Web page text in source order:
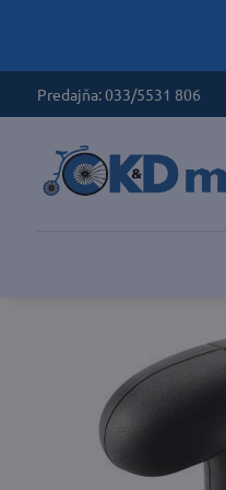
Predajňa: 033/5531 806